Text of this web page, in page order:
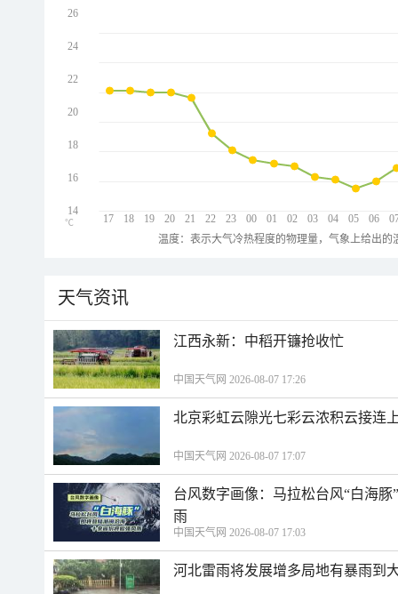
17 18 19 20 21 22 23 00 01 02 03 04 05 06
26
24
22
20
18
16
14
℃
温度：表示大气冷热程度的物理量，气象上给出
天气资讯
江西永新：中稻开镰抢收忙
中国天气网 2026-08-07 17:26
北京彩虹云隙光七彩云浓积云接连
中国天气网 2026-08-07 17:07
台风数字画像：马拉松台风“白海
雨
中国天气网 2026-08-07 17:03
河北雷雨将发展增多局地有暴雨到